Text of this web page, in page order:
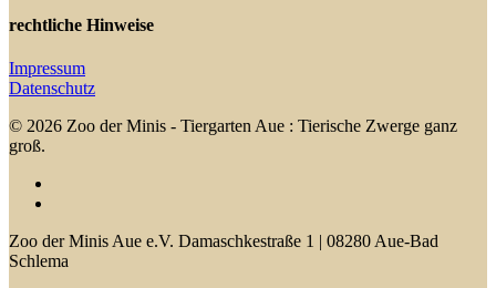
rechtliche Hinweise
Impressum
Datenschutz
© 2026 Zoo der Minis - Tiergarten Aue : Tierische Zwerge ganz
groß.
Close
Menu
Zoo der Minis Aue e.V. Damaschkestraße 1 | 08280 Aue-Bad
Schlema